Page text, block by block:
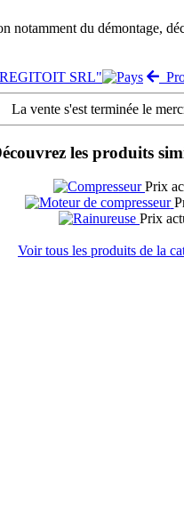
notamment du démontage,
SRL"
La vente s'est terminée le
les produits
Prix
Prix
Voir tous les produits de la